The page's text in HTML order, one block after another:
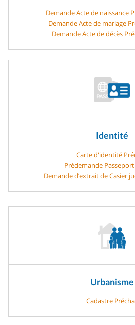
Demande Acte de naissance
Demande Acte de mariage
Demande Acte de décès
Identité
Carte d'identité
Prédemande
Demande d’extrait de Casier
Urbanisme
Cadastre